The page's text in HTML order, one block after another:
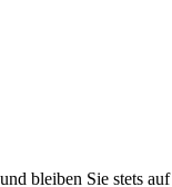
bleiben Sie stets